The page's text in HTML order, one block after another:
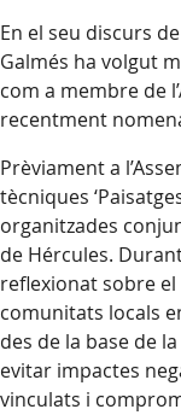
En el seu discurs
Galmés ha volgut
com a membre de
recentment
Prèviament a
tècniques
organitzades
de Hércules.
reflexionat sobre
comunitats locals
des de la base de
evitar impactes
vinculats i